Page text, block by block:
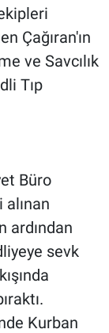
Çağıran'ın
ve Savcılık
Tıp
Büro
ardından
sevk
Kurban